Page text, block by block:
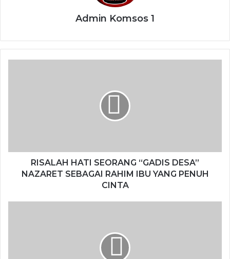
Admin Komsos 1
RISALAH HATI SEORANG “GADIS DESA”
NAZARET SEBAGAI RAHIM IBU YANG PENUH
CINTA